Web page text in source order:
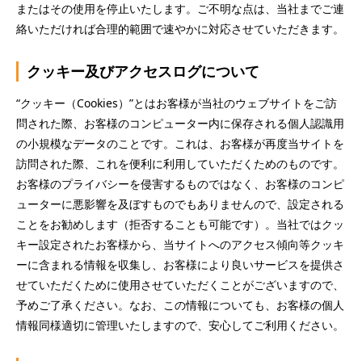
またはその使用を停止いたします。ご不明な点は、当社までご連
絡いただければ合理的範囲で速やかに対応させていただきます。
クッキー及びアクセスログについて
“クッキー（Cookies）”とはお客様が当社のウェブサイトをご訪
問された際、お客様のコンピューター内に保存される個人認識用
の小規模なデータのことです。これは、お客様が再度当サイトを
訪問された際、これを便利に利用していただくためのものです。
お客様のプライバシーを侵害するものではなく、お客様のコンピ
ューターに悪影響を及ぼすものでもありませんので、設定される
ことをお勧めします（拒否することも可能です）。当社ではクッ
キー設定されたお客様から、当サイトへのアクセス傾向等クッキ
ーに含まれる情報を収集し、お客様により良いサービスを提供さ
せていただくために使用させていただくことがございますので、
予めご了承ください。なお、この情報についても、お客様の個人
情報同様適切に管理いたしますので、安心してご利用ください。